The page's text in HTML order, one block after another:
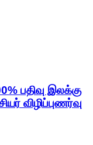
பதிவு இலக்கு
விழிப்புணர்வு